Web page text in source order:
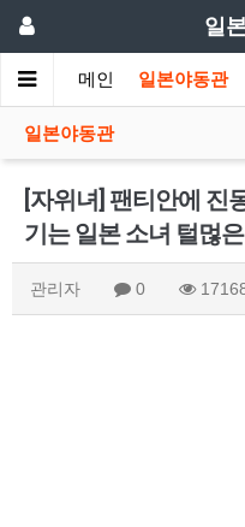
일
메인 일본야동관
일본야동관
[자위녀] 팬티안에 진
기는 일본 소녀 털먾
관리자 0